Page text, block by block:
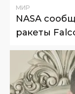
МИР
NASA
ракеты